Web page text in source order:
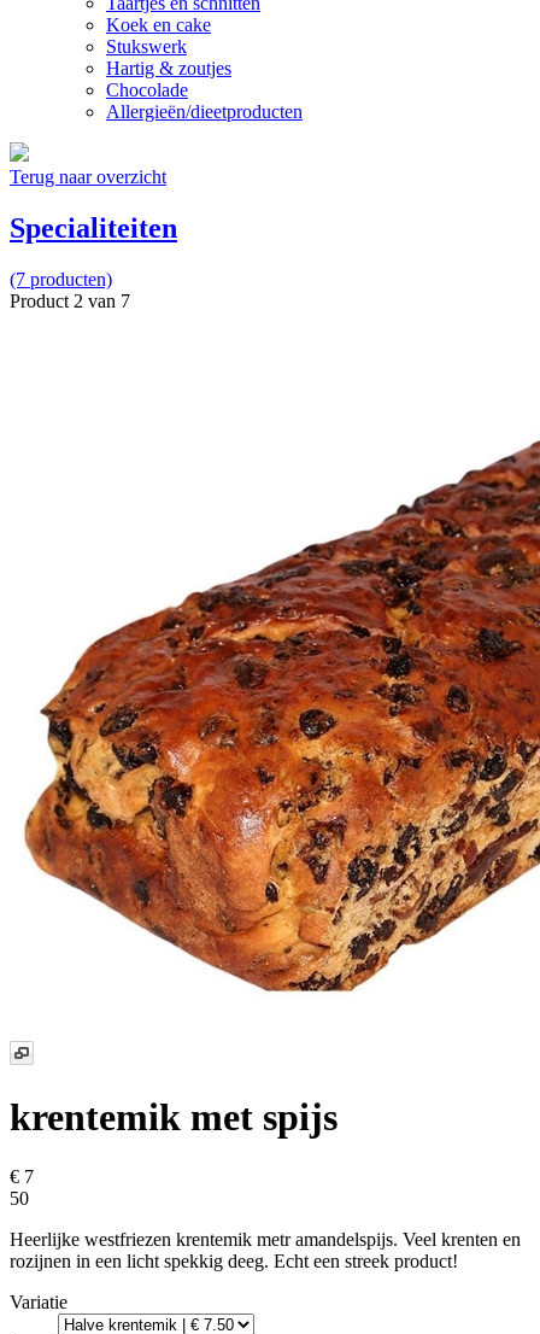
Koek en cake
Stukswerk
Hartig & zoutjes
Chocolade
Allergieën/dieetproducten
Terug naar overzicht
Specialiteiten
(7 producten)
Product 2 van 7
krentemik met spijs
€ 7
50
Heerlijke westfriezen krentemik metr amandelspijs. Veel krenten en
rozijnen in een licht spekkig deeg. Echt een streek product!
Variatie